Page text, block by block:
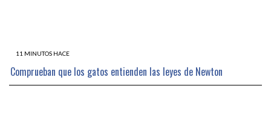
11 MINUTOS HACE
Comprueban que los gatos entienden las leyes de Newton